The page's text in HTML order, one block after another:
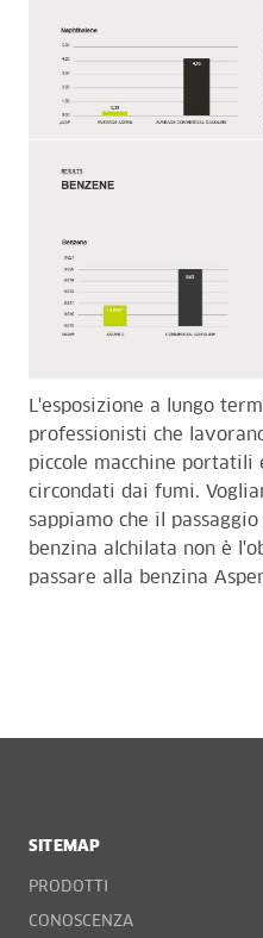
L'esposizione a lungo
professionisti che
piccole macchine portatili
circondati dai fumi.
sappiamo che il
benzina alchilata non è
passare alla benzina
SITEMAP
PRODOTTI
CONOSCENZA